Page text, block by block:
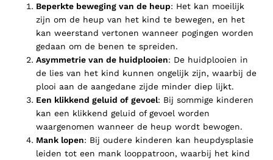
Beperkte beweging van de heup: Het kan moeilijk
zijn om de heup van het kind te bewegen, en het
kan weerstand vertonen wanneer pogingen worden
gedaan om de benen te spreiden.
Asymmetrie van de huidplooien: De huidplooien in
de lies van het kind kunnen ongelijk zijn, waarbij de
plooi aan de aangedane zijde minder diep lijkt.
Een klikkend geluid of gevoel: Bij sommige kinderen
kan een klikkend geluid of gevoel worden
waargenomen wanneer de heup wordt bewogen.
Mank lopen: Bij oudere kinderen kan heupdysplasie
leiden tot een mank looppatroon, waarbij het kind